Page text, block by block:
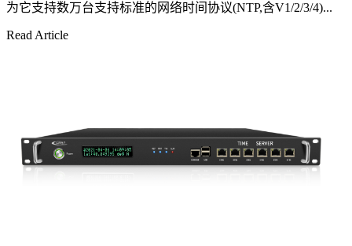
为它支持数万台支持标准的网络时间协议(NTP,含V1/2/3/4)...
Read Article